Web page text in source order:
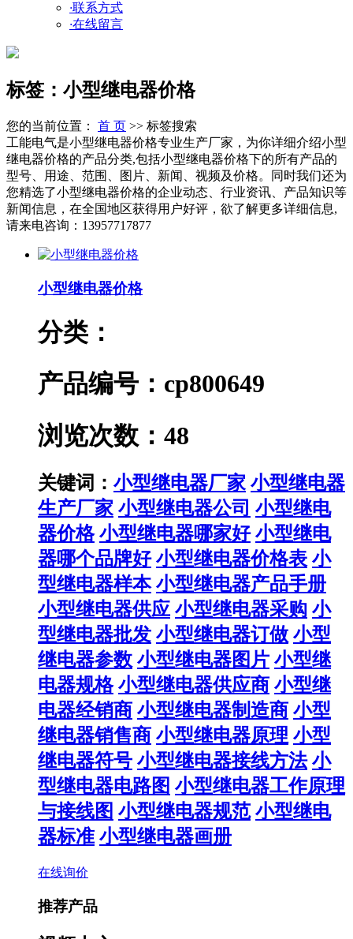
·联系方式
·在线留言
标签：小型继电器价格
您的当前位置： 首 页 >> 标签搜索
工能电气是小型继电器价格专业生产厂家，为你详细介绍小型
继电器价格的产品分类,包括小型继电器价格下的所有产品的
型号、用途、范围、图片、新闻、视频及价格。同时我们还为
您精选了小型继电器价格的企业动态、行业资讯、产品知识等
新闻信息，在全国地区获得用户好评，欲了解更多详细信息,
请来电咨询：13957717877
小型继电器价格
分类：
产品编号：cp800649
浏览次数：48
关键词： 小型继电器厂家 小型继电器
生产厂家 小型继电器公司 小型继电
器价格 小型继电器哪家好 小型继电
器哪个品牌好 小型继电器价格表 小
型继电器样本 小型继电器产品手册
小型继电器供应 小型继电器采购 小
型继电器批发 小型继电器订做 小型
继电器参数 小型继电器图片 小型继
电器规格 小型继电器供应商 小型继
电器经销商 小型继电器制造商 小型
继电器销售商 小型继电器原理 小型
继电器符号 小型继电器接线方法 小
型继电器电路图 小型继电器工作原理
与接线图 小型继电器规范 小型继电
器标准 小型继电器画册
在线询价
推荐产品